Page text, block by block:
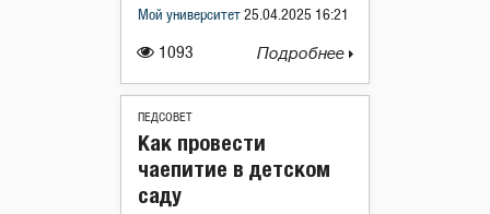
1093
Мой университет 25.04.2025 16:21
Подробнее
ПЕДСОВЕТ
Как провести
чаепитие в детском
саду